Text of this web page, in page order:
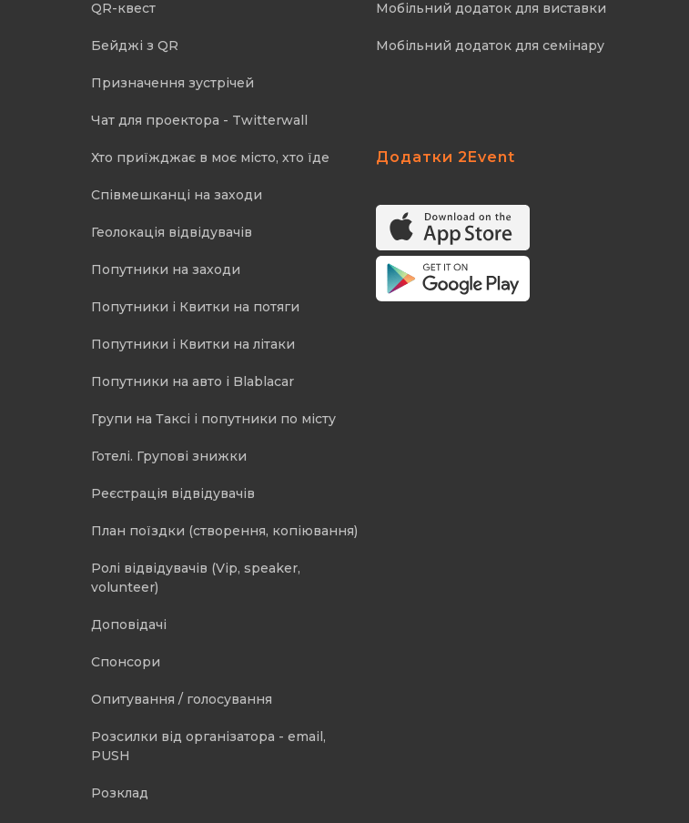
QR-квест
Бейджі з QR
Призначення зустрічей
Чат для проектора - Twitterwall
Хто приїжджає в моє місто, хто їде
Співмешканці на заходи
Геолокація відвідувачів
Попутники на заходи
Попутники і Квитки на потяги
Попутники і Квитки на літаки
Попутники на авто і Blablacar
Групи на Таксі і попутники по місту
Готелі. Групові знижки
Реєстрація відвідувачів
План поїздки (створення, копіювання)
Ролі відвідувачів (Vip, speaker,
volunteer)
Доповідачі
Спонсори
Опитування / голосування
Розсилки від організатора - email,
PUSH
Розклад
Мобільний додаток для виставки
Мобільний додаток для семінару
Додатки 2Event